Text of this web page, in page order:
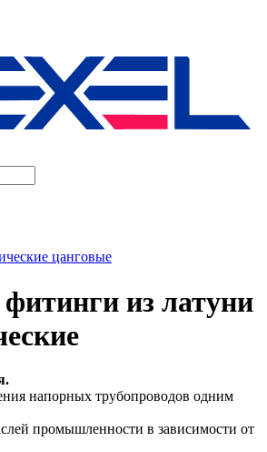
цанговые
из латуни
напорных трубопроводов одним
промышленности в зависимости от